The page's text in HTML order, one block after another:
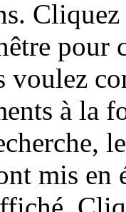
pour
voulez
à la
mis en